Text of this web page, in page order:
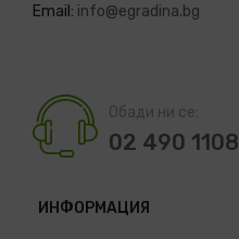
Email: info@egradina.bg
Обади ни се:
02 490 1108
ИНФОРМАЦИЯ